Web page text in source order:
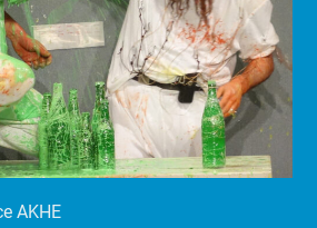
AKHE